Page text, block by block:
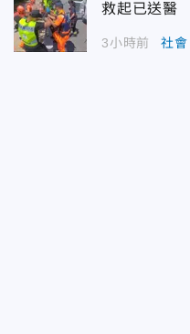
救起已送醫
3小時前 社會